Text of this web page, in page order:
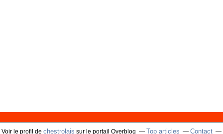
Voir le profil de chestrolais sur le portail Overblog Top articles Contact